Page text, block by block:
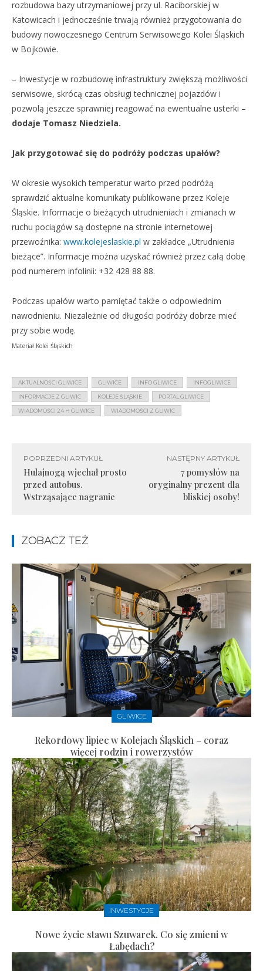
rozbudowa bazy utrzymaniowej przy ul. Raciborskiej w
Katowicach i jednocześnie trwają również przygotowania do
budowy nowoczesnego Centrum Serwisowego Kolei Śląskich
w Bojkowie.
– Inwestycje w rozbudowę infrastruktury zwiększą możliwości
serwisowe, skrócą czas obsługi technicznej pojazdów i
pozwolą jeszcze sprawniej reagować na ewentualne usterki –
dodaje Tomasz Niedziela.
Jak przygotować się do podróży podczas upałów?
W okresie wysokich temperatur warto przed podróżą
sprawdzić aktualne komunikaty publikowane przez Koleje
Śląskie. Informacje o bieżących utrudnieniach i zmianach w
ruchu pociągów są dostępne na stronie internetowej
przewoźnika: www.kolejeslaskie.pl w zakładce „Utrudnienia
bieżące”. Informacje można uzyskać również przez całą dobę
pod numerem infolinii: +32 428 88 88.
Podczas upałów warto pamiętać także o odpowiednim
nawodnieniu. Niezależnie od długości podróży dobrze mieć
przy sobie wodę.
Materiał Kolei Śląskich
AKTUALNOŚCI GLIWICE GLIWICE INFO GLIWICE INFOGLIWICE
INFORMACJE Z GLIWIC KOLEJE ŚLĄSKIE PORTAL GLIWICE
WIADOMOŚCI 24 H GLIWICE WIADOMOŚCI Z GLIWIC
POPRZEDNI ARTYKUŁ
Hulajnogą wjechał prosto
przed autobus.
Wstrząsające nagranie
NASTĘPNY ARTYKUŁ
7 pomysłów na
oryginalny prezent dla
bliskiej osoby!
ZOBACZ TEŻ
GLIWICE
Rekordowy lipiec w Kolejach Śląskich – coraz
więcej rodzin i rowerzystów
INWESTYCJE
Nowe życie stawu Szuwarek. Co się zmieni w
Łabędach?